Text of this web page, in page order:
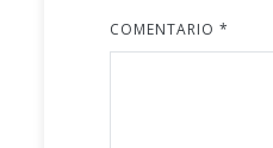
COMENTARIO *